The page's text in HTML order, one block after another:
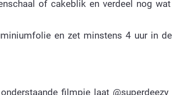
of cakeblik en verdeel nog wat
en zet minstens 4 uur in de
filmpje laat @superdeezy